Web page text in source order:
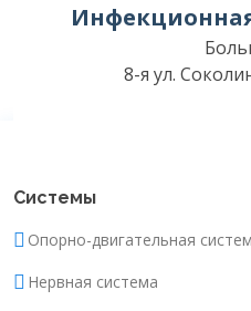
8-я ул.
Системы
Опорно-двигательная
Нервная система